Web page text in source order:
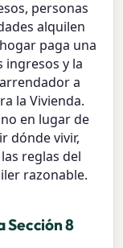
personas
alquilen
paga una
ingresos y la
a
la Vivienda.
en lugar de
dónde vivir,
reglas del
razonable.
Sección 8